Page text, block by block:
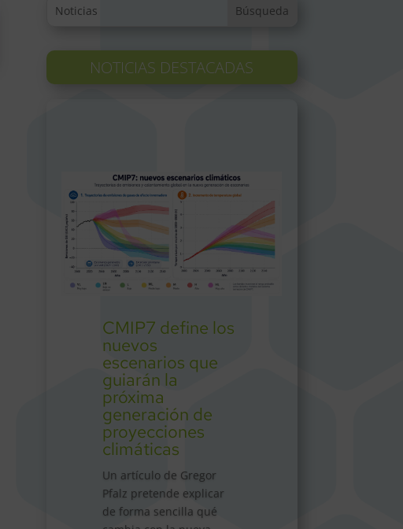
NOTICIAS DESTACADAS
CMIP7 define los
nuevos
escenarios que
guiarán la
próxima
generación de
proyecciones
climáticas
Un artículo de Gregor
Pfalz pretende explicar
de forma sencilla qué